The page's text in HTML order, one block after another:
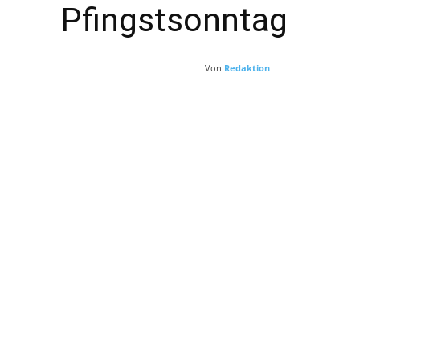
Pfingstsonntag
Von Redaktion